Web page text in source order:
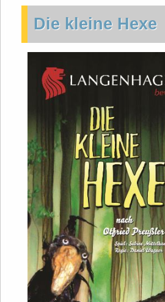
Die kleine Hexe